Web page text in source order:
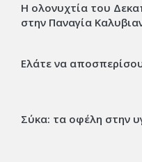
Η ολονυχτία του
στην Παναγία
Ελάτε να
Σύκα: τα οφέλη στην